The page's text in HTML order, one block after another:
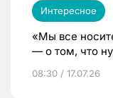
Интересное
«Мы все
— о том, что
08:30 / 17.07.26